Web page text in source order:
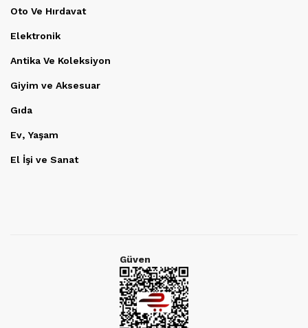
Oto Ve Hırdavat
Elektronik
Antika Ve Koleksiyon
Giyim ve Aksesuar
Gıda
Ev, Yaşam
El İşi ve Sanat
Güven